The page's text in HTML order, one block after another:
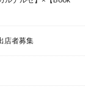
店者募集